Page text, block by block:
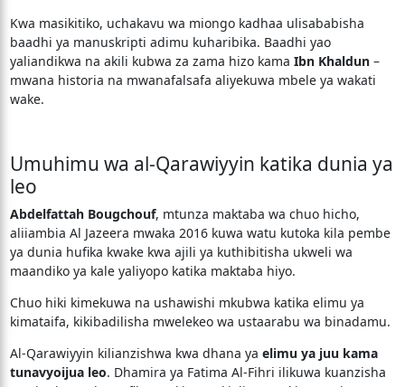
Kwa masikitiko, uchakavu wa miongo kadhaa ulisababisha
baadhi ya manuskripti adimu kuharibika. Baadhi yao
yaliandikwa na akili kubwa za zama hizo kama Ibn Khaldun–
mwana historia na mwanafalsafa aliyekuwa mbele ya wakati
wake.
Umuhimu wa al-Qarawiyyin katika dunia ya
leo
Abdelfattah Bougchouf, mtunza maktaba wa chuo hicho,
aliiambia Al Jazeera mwaka 2016 kuwa watu kutoka kila pembe
ya dunia hufika kwake kwa ajili ya kuthibitisha ukweli wa
maandiko ya kale yaliyopo katika maktaba hiyo.
Chuo hiki kimekuwa na ushawishi mkubwa katika elimu ya
kimataifa, kikibadilisha mwelekeo wa ustaarabu wa binadamu.
Al-Qarawiyyin kilianzishwa kwa dhana ya elimu ya juu kama
tunavyoijua leo. Dhamira ya Fatima Al-Fihri ilikuwa kuanzisha